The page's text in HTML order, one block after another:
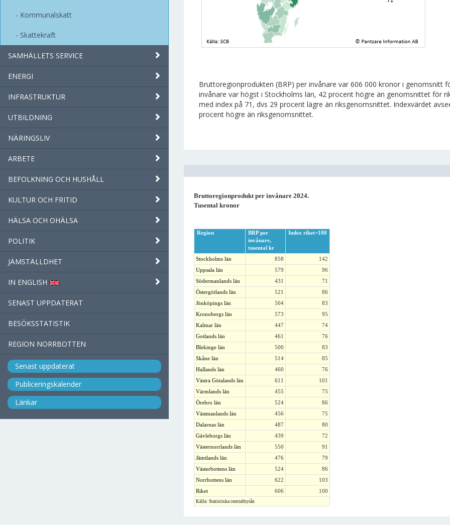
Kommunalskatt
Skattekraft
SAMHÄLLETS SERVICE
ENERGI
INFRASTRUKTUR
UTBILDNING
NÄRINGSLIV
ARBETE
BEFOLKNING OCH HUSHÅLL
KULTUR OCH FRITID
HÄLSA OCH OHÄLSA
POLITIK
JÄMSTÄLLDHET
IN ENGLISH
SENAST UPPDATERAT
BESÖKSSTATISTIK
REGION NORRBOTTEN
Senast uppdaterat
Publiceringskalender
Länkar
Bruttoregionprodukten (BRP) per invånare var 606 000 kronor i genomsnitt
invånare var högst i Stockholms län, 42 procent högre än genomsnittet för
med index på 71, dvs 29 procent lägre än riksgenomsnittet. Indexvärdet
procent högre än riksgenomsnittet.
Bruttoregionprodukt per invånare 2024.
Tusental kronor
Region
BRP per
invånare,
tusental kr
Index riket=100
Stockholms län 858
142
Uppsala län
579
96
Södermanlands län
431
71
Östergötlands län
521
86
Jönköpings län
504
83
Kronobergs län
573
95
Kalmar län
447
74
Gotlands län
461
76
Blekinge län
500
83
Skåne län
514
85
Hallands län
460
76
Västra Götalands län
611
101
Värmlands län
455
75
Örebro län
524
86
Västmanlands län
456
75
Dalarnas län
487
80
Gävleborgs län
439
72
Västernorrlands län
550
91
Jämtlands län
476
79
Västerbottens län
524
86
Norrbottens län
622
103
Riket
606 100
Källa: Statistiska centralbyrån